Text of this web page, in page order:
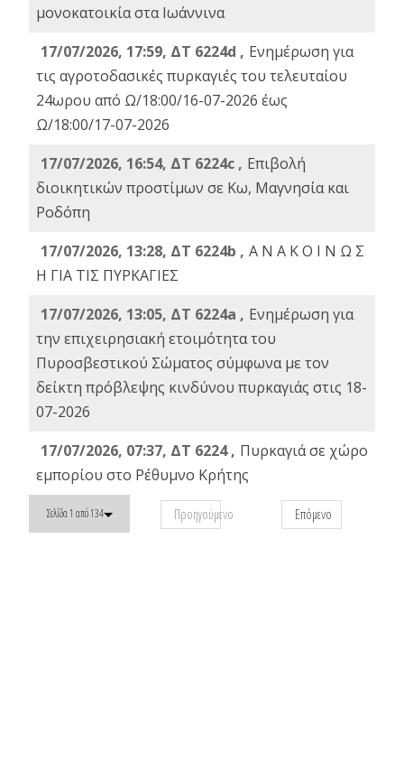
μονοκατοικία στα Ιωάννινα
17/07/2026, 17:59, ΔΤ 6224d , Ενημέρωση για
τις αγροτοδασικές πυρκαγιές του τελευταίου
24ωρου από Ω/18:00/16-07-2026 έως
Ω/18:00/17-07-2026
17/07/2026, 16:54, ΔΤ 6224c , Επιβολή
διοικητικών προστίμων σε Κω, Μαγνησία και
Ροδόπη
17/07/2026, 13:28, ΔΤ 6224b , Α Ν Α Κ Ο Ι Ν Ω Σ
Η ΓΙΑ ΤΙΣ ΠΥΡΚΑΓΙΕΣ
17/07/2026, 13:05, ΔΤ 6224a , Ενημέρωση για
την επιχειρησιακή ετοιμότητα του
Πυροσβεστικού Σώματος σύμφωνα με τον
δείκτη πρόβλεψης κινδύνου πυρκαγιάς στις 18-
07-2026
17/07/2026, 07:37, ΔΤ 6224 , Πυρκαγιά σε χώρο
εμπορίου στο Ρέθυμνο Κρήτης
Σελίδα 1 από 134 Προηγούμενο Επόμενο